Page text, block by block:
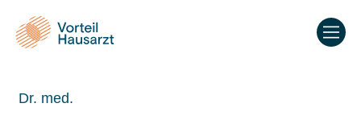
Dr. med.